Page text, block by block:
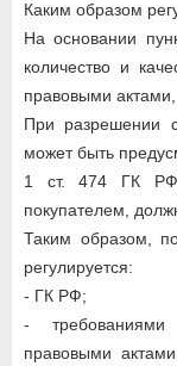
Каким образом
На основании
количество и
правовыми
При разрешении
может быть
1 ст. 474 ГК РФ).
покупателем,
Таким образом,
регулируется:
- ГК РФ;
- требованиями
правовыми